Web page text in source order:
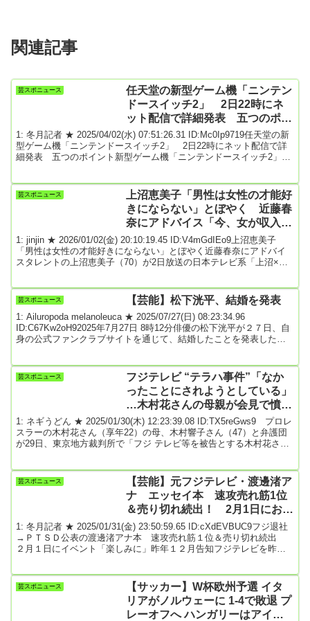
関連記事
芸スポニュース
任天堂の新型ゲーム機「ニンテン
ドースイッチ2」 2日22時にネ
ット配信で詳細発表 五つのポイ
ント
1: 冬月記者 ★ 2025/04/02(水) 07:51:26.31 ID:Mc0Ip9719任天堂の新
型ゲーム機「ニンテンドースイッチ2」 2日22時にネット配信で詳
細発表 五つのポイント新型ゲーム機「ニンテンドースイッチ2」の
るわけですが、注目すべき五つのポイントを挙げます。一つ目は発
売日です。現時点では年内発売が明かされているだけ。より詳細の
タイミングが気になるわけ...
芸スポニュース
上沼恵美子「男性は女性の才能好
きにならない」とぼやく 近藤春
奈にアドバイス「今、女が収入上
とか下とか関係あらへん！」
1: jinjin ★ 2026/01/02(金) 20:10:19.45 ID:V4mGdIEo9上沼恵美子
「男性は女性の才能好きにならない」とぼやく近藤春奈にアドバイ
スタレントの上沼恵美子（70）が2日放送の日本テレビ系「上沼×サ
「いないんです」と言い、「女性は男性の才能を好きになったりす
るじゃないですか。見た目関係なく。男性は、女性の才能とかあま
り好きにならなくな...
芸スポニュース 【芸能】松下洸平、結婚を発表
1: Ailuropoda melanoleuca ★ 2025/07/27(日) 08:23:34.96
ID:C67Kw2oH92025年7月27日 8時12分俳優の松下洸平が２７日、自
身の公式ファンクラブサイトを通じて、結婚したことを発表した。
の専門学校を経て、２００８年に歌手として芸能界入りし、翌年俳
優デビュー。以降、下積み期間を経て、１９年ＮＨＫ連続テレビ小
芸スポニュース
フジテレビ “テラハ事件”「なか
ったことにされようとしている」
…木村花さんの母親が会見で憤り
吐露
1: ネギうどん ★ 2025/01/30(木) 12:23:39.08 ID:TX5reGws9 プロレ
スラーの木村花さん（享年22）の母、木村響子さん（47）と弁護団
が29日、東京地方裁判所で「フジ テレビ等を被告とする木村花さん
た花さんが、SNSの誹謗中傷を苦に自死した“テラハ事件”。裁判所が
証拠物提示命令を下すも、フジテレビから真相究明の核心にいたる
芸スポニュース
【芸能】元フジテレビ・渡邊渚ア
ナ エッセイ本 速攻売れ筋1位
＆売り切れ続出！ 2月1日にお渡
し会イベントを開催
1: 冬月記者 ★ 2025/01/31(金) 23:50:59.65 ID:cXdEVBUC9フジ退社
→ＰＴＳＤ公表の渡邊渚アナ本 速攻売れ筋１位＆売り切れ続出
２月１日にイベント「楽しみに」昨年１２月告知フジテレビを昨年
グ」では、３０日午後４時段階で１位（総合）に。各通販サイトや
書店でも売り切れ続出の反響となっている。渡邊アナは昨年１１
月、同著発売に際し、「このフォトエッセイ...
芸スポニュース
【サッカー】W杯欧州予選 イタ
リアがノルウェーに 1-4で敗退 プ
レーオフへ ハンガリーはアイル